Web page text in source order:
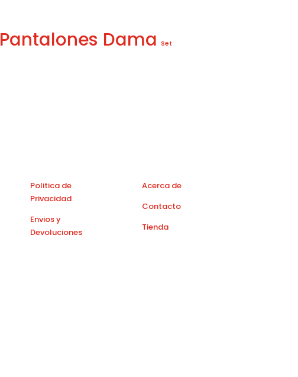
Pantalones Dama Set
Politica de
Privacidad
Envios y
Devoluciones
Acerca de
Contacto
Tienda